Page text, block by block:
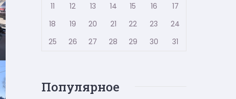
11
12 13 14 15 16
17
18
19 20 21 22 23
24
25
26 27 28 29 30 31
Популярное